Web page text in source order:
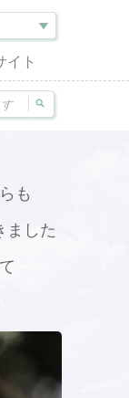
イト
も
ました